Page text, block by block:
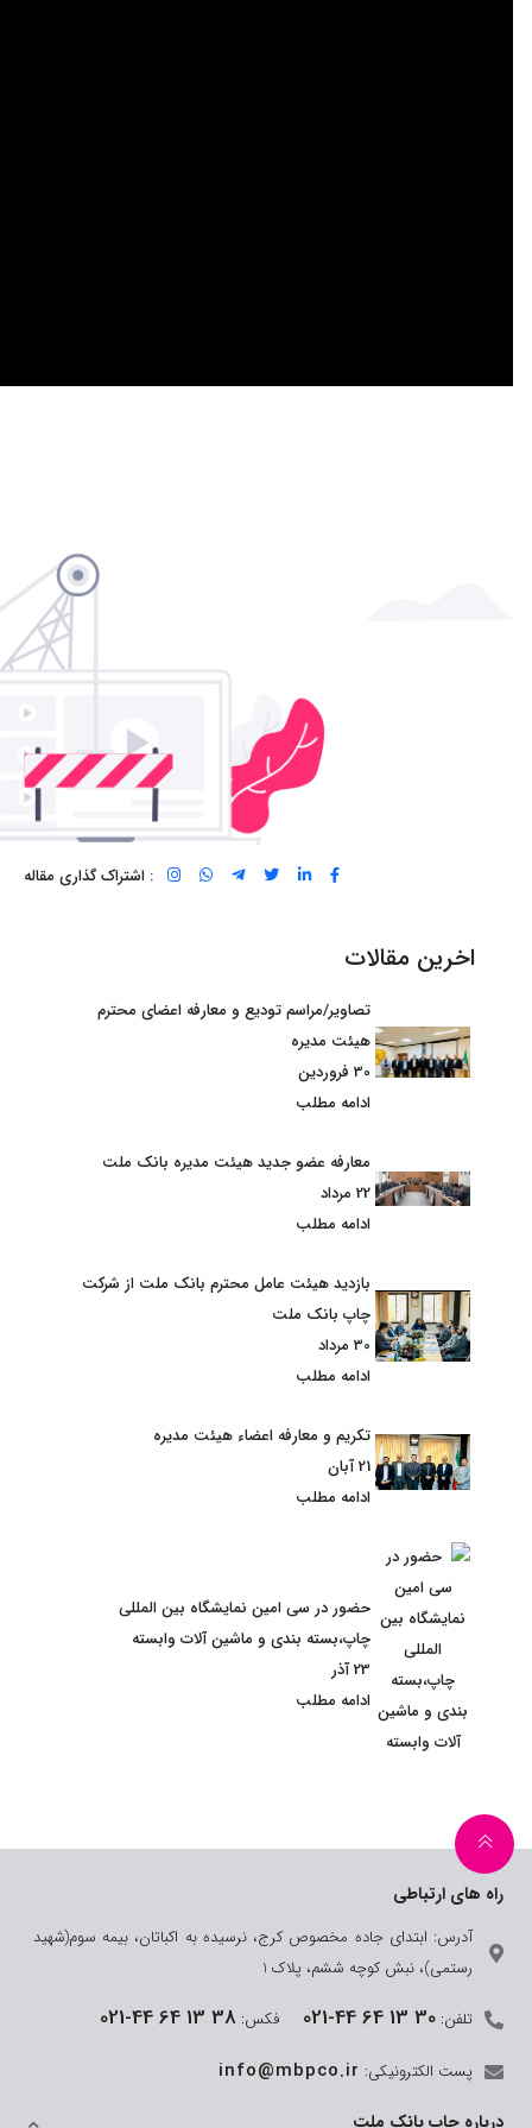
: اشتراک گذاری مقاله
اخرین مقالات
تصاویر/مراسم توديع و معارفه اعضای محترم
هيئت مديره
30 فروردین
ادامه مطلب
معارفه عضو جدید هیئت مدیره بانک ملت
22 مرداد
ادامه مطلب
بازدید هیئت عامل محترم بانک ملت از شرکت
چاپ بانک ملت
30 مرداد
ادامه مطلب
تکریم و معارفه اعضاء هیئت مدیره
21 آبان
ادامه مطلب
حضور در سی امین نمایشگاه بین المللی
چاپ،بسته بندی و ماشین آلات وابسته
23 آذر
ادامه مطلب
راه های ارتباطی
آدرس: ابتدای جاده مخصوص کرج، نرسیده به اکباتان، بیمه سوم(شهید
رستمی)، نبش کوچه ششم، پلاک 1
تلفن: 021-44 64 13 30 فکس: 021-44 64 13 38
پست الکترونیکی: info@mbpco.ir
درباره چاپ بانک ملت